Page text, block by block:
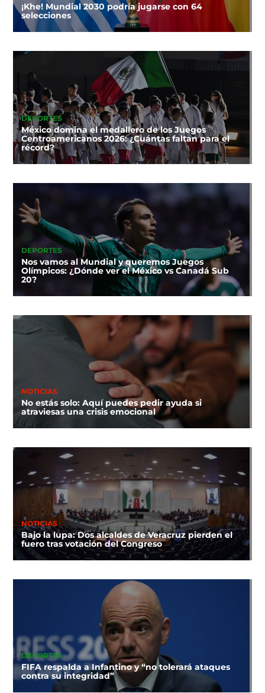
¡Khe! Mundial 2030 podría jugarse con 64
selecciones
DEPORTES
México domina el medallero de los Juegos
Centroamericanos 2026: ¿Cuántas faltan para el
récord?
DEPORTES
Nos vamos al Mundial y queremos Juegos
Olímpicos: ¿Dónde ver el México vs Canadá Sub
20?
NOTICIAS
No estás solo: Aquí puedes pedir ayuda si
atraviesas una crisis emocional
NOTICIAS
Bajo la lupa: Dos alcaldes de Veracruz pierden el
fuero tras votación del Congreso
DEPORTES
FIFA respalda a Infantino y “no tolerará ataques
contra su integridad”